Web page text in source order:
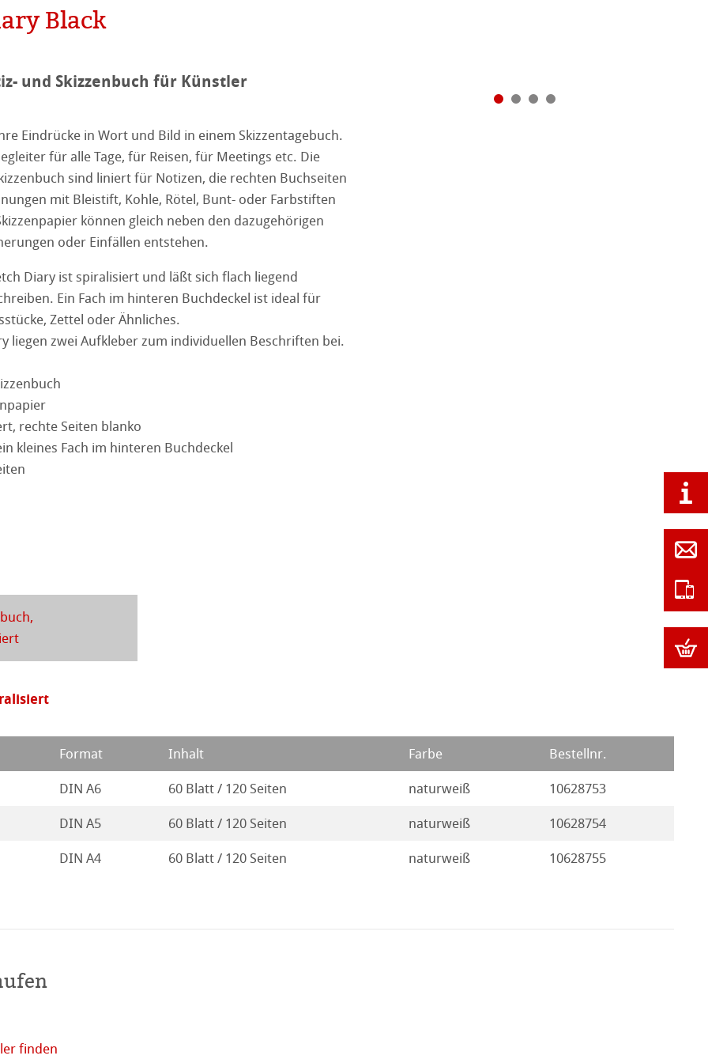
Albums
Album
Rag
Pastel
Watercolour
Black
und Skizzenbuch für Künstler
Eindrücke in Wort und Bild in einem Skizzentagebuch.
für alle Tage, für Reisen, für Meetings etc. Die
sind liniert für Notizen, die rechten Buchseiten
mit Bleistift, Kohle, Rötel, Bunt- oder Farbstiften
können gleich neben den dazugehörigen
oder Einfällen entstehen.
Diary ist spiralisiert und läßt sich flach liegend
Ein Fach im hinteren Buchdeckel ist ideal für
Zettel oder Ähnliches.
liegen zwei Aufkleber zum individuellen Beschriften bei.
rechte Seiten blanko
kleines Fach im hinteren Buchdeckel
Format Inhalt Farbe Bestellnr.
DIN A6 60 Blatt / 120 Seiten naturweiß 10628753
DIN A5 60 Blatt / 120 Seiten naturweiß 10628754
DIN A4 60 Blatt / 120 Seiten naturweiß 10628755
finden